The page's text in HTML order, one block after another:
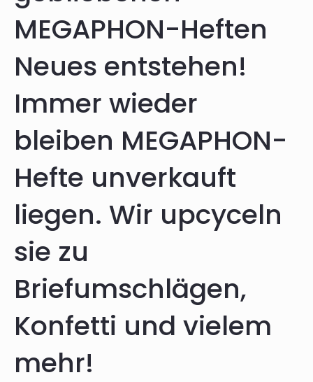
MEGAPHON-Heften
Neues entstehen!
Immer wieder
bleiben MEGAPHON-
Hefte unverkauft
liegen. Wir upcyceln
sie zu
Briefumschlägen,
Konfetti und vielem
mehr!